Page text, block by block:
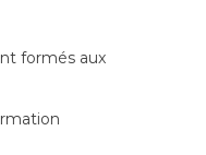
formés aux